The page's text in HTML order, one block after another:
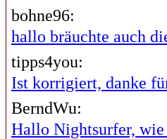
bohne96:
hallo bräuchte auch
tipps4you:
Ist korrigiert, danke
BerndWu:
Hallo Nightsurfer,